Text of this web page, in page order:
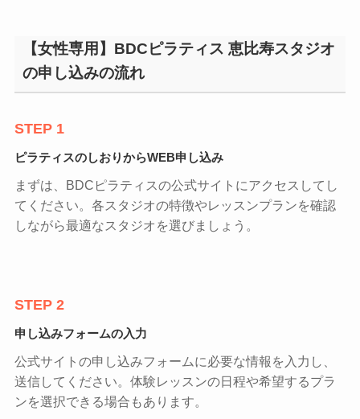
【女性専用】BDCピラティス 恵比寿スタジオ
の申し込みの流れ
STEP 1
ピラティスのしおりからWEB申し込み
まずは、BDCピラティスの公式サイトにアクセスしてし
てください。各スタジオの特徴やレッスンプランを確認
しながら最適なスタジオを選びましょう。
STEP 2
申し込みフォームの入力
公式サイトの申し込みフォームに必要な情報を入力し、
送信してください。体験レッスンの日程や希望するプラ
ンを選択できる場合もあります。